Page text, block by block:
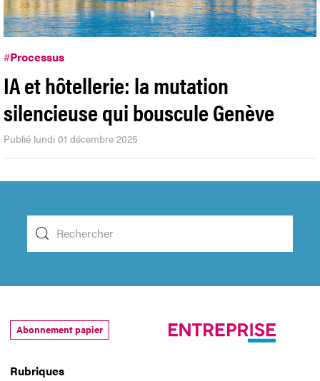
#Processus
IA et hôtellerie: la mutation
silencieuse qui bouscule Genève
Publié lundi 01 décembre 2025
Rubriques
Abonnement papier